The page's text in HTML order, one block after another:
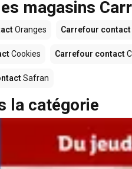
magasins
Oranges Carrefour contact
Cookies Carrefour contact
Safran
la catégorie